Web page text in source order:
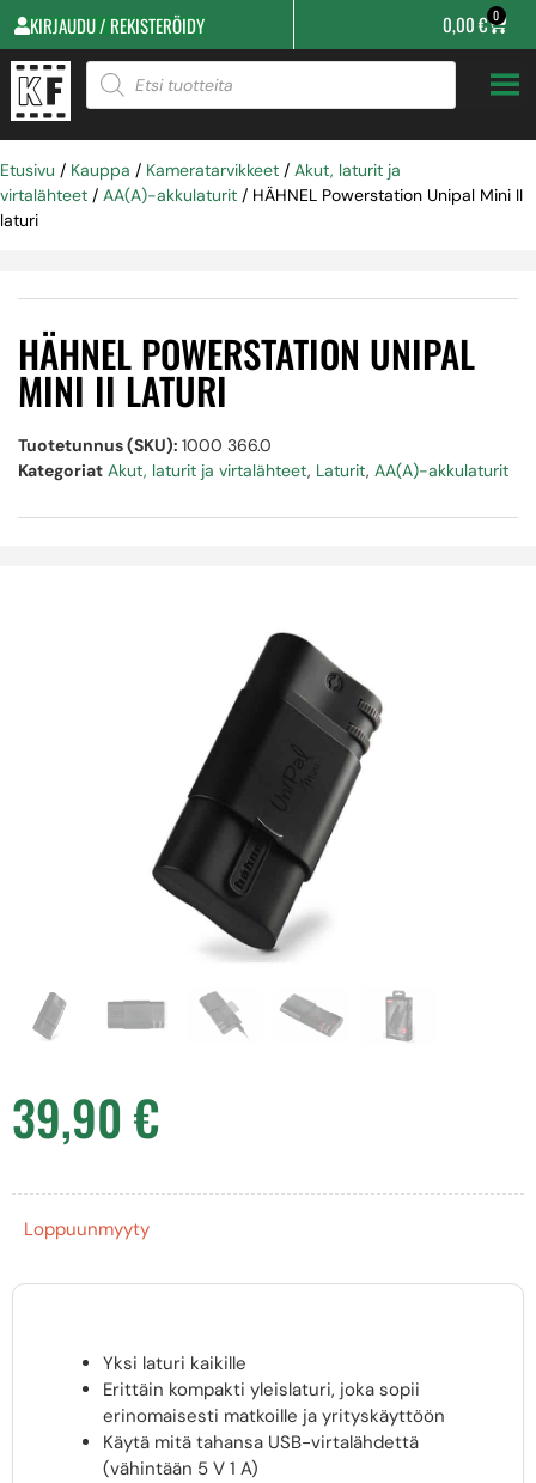
KIRJAUDU / REKISTERÖIDY 0,00€ 0
Etusivu / Kauppa / Kameratarvikkeet / Akut, laturit ja
virtalähteet / AA(A)-akkulaturit / HÄHNEL Powerstation Unipal Mini II
laturi
HÄHNEL POWERSTATION UNIPAL
MINI II LATURI
Tuotetunnus (SKU): 1000 366.0
Kategoriat Akut, laturit ja virtalähteet, Laturit, AA(A)-akkulaturit
39,90€
Loppuunmyyty
Yksi laturi kaikille
Erittäin kompakti yleislaturi, joka sopii
erinomaisesti matkoille ja yrityskäyttöön
Käytä mitä tahansa USB-virtalähdettä
(vähintään 5 V 1 A)